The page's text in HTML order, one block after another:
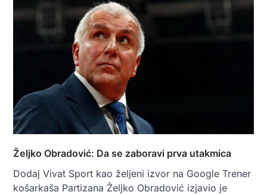
Željko Obradović: Da se zaboravi prva utakmica
Dodaj Vivat Sport kao željeni izvor na Google Trener
košarkaša Partizana Željko Obradović izjavio je